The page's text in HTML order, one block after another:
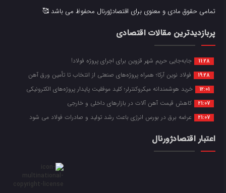
تمامی حقوق مادی و معنوی برای اقتصادژورنال محفوظ می باشد 🥰
پربازدیدترین مقالات اقتصادی
11:28 جابه‌جایی حریم شهر قزوین برای اجرای پروژه فولاد!
19:28 فولاد نوین آرکا؛ همراه پروژه‌های صنعتی از انتخاب تا تأمین ورق آهن
12:01 خرید هوشمندانه میکروکنترلر؛ کلید موفقیت پایدار پروژه‌های الکترونیکی
21:07 کاهش قیمت آهن آلات در بازارهای داخلی و خارجی
21:07 عرضه برق در بورس انرژی باعث رشد تولید و صادرات فولاد می شود
اعتبار اقتصادژورنال